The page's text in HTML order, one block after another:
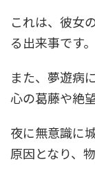
これは、彼女
る出来事です。
また、夢遊病
心の葛藤や絶
夜に無意識に
原因となり、